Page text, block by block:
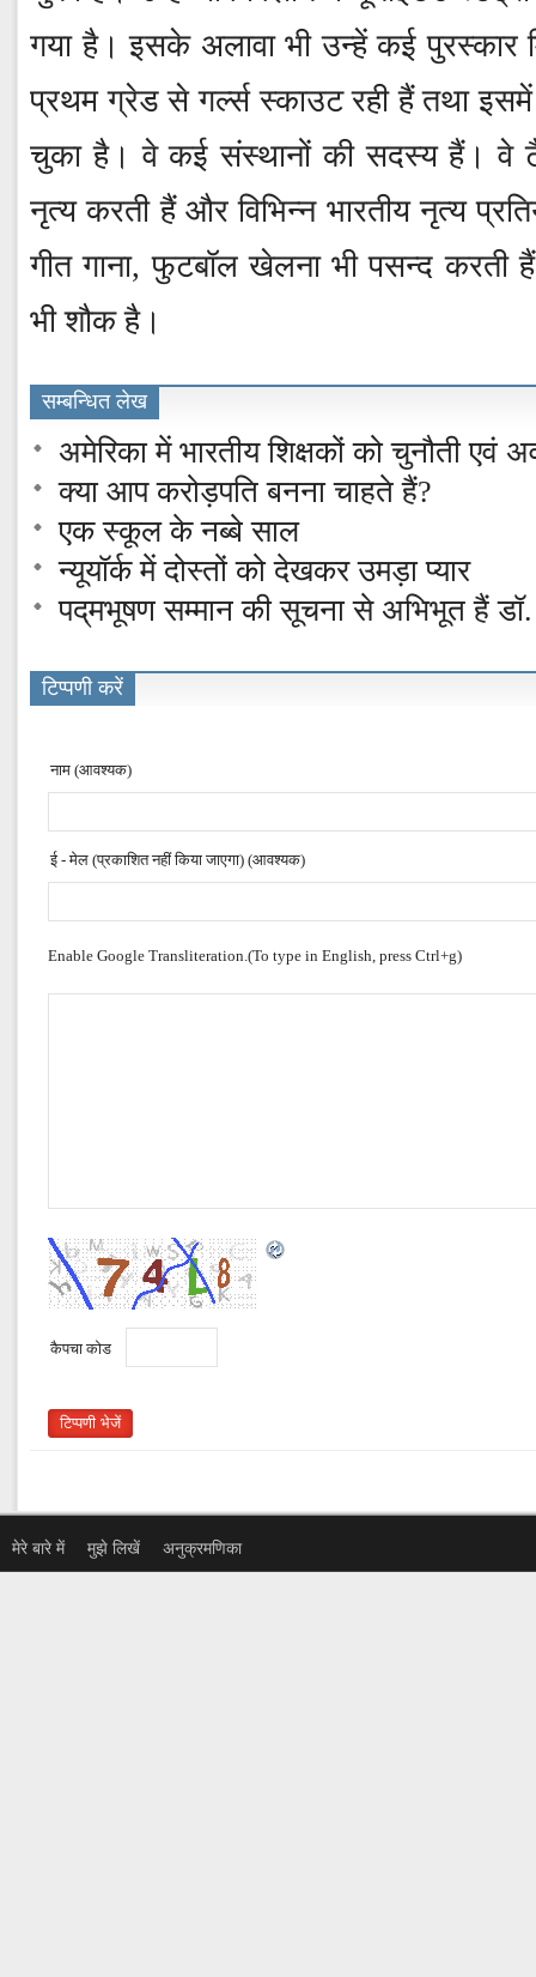
गया है। इसके अलावा भी उन्हें कई
प्रथम ग्रेड से गर्ल्स स्काउट रही हैं तथा
चुका है। वे कई संस्थानों की सदस्य हैं। वे
नृत्य करती हैं और विभिन्न भारतीय नृत्य
गीत गाना, फुटबॉल खेलना भी पसन्द
भी शौक है।
सम्बन्धित लेख
अमेरिका में भारतीय शिक्षकों को चुनौती एवं
क्या आप करोड़पति बनना चाहते हैं?
एक स्कूल के नब्बे साल
न्यूयॉर्क में दोस्तों को देखकर उमड़ा प्यार
पद्‌मभूषण सम्मान की सूचना से अभिभूत हैं डॉ.
टिप्पणी करें
नाम (आवश्यक)
ई - मेल (प्रकाशित नहीं किया जाएगा) (आवश्यक)
Enable Google Transliteration.(To type in English, press Ctrl+g)
कैपचा कोड
मेरे बारे में मुझे लिखें अनुक्रमणिका